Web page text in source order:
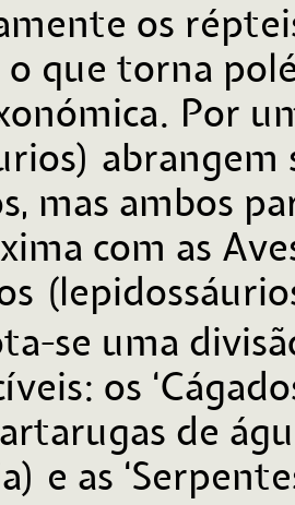
os
o que torna
Por
mas ambos
com as
se uma
os
de
e as